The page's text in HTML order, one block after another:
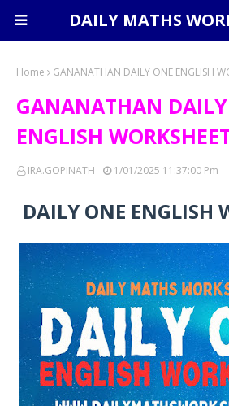
DAILY MATHS
Home GANANATHAN DAILY ONE ENGLISH
GANANATHAN
ENGLISH
IRA.GOPINATH 1/01/2025 11:37:00 Pm
DAILY ONE ENGLISH